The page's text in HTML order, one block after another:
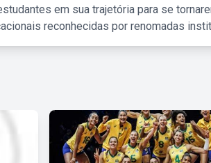
em sua trajetória para se
reconhecidas por renomadas